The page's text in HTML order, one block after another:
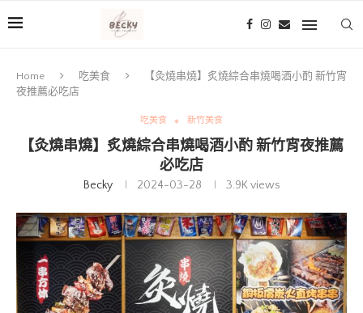
Home 吃美食
【灸燒串燒】炙燒綜合串燒喝酒小酌 新竹宵
夜推薦必吃店
吃美食 新竹美食
【灸燒串燒】炙燒綜合串燒喝酒小酌 新竹宵夜推薦
必吃店
Becky 2024-03-28 3.9Kviews